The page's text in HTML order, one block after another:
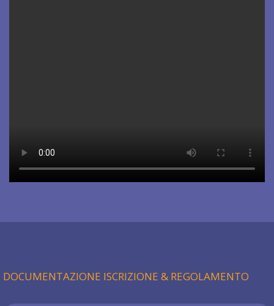
DOCUMENTAZIONE ISCRIZIONE & REGOLAMENTO